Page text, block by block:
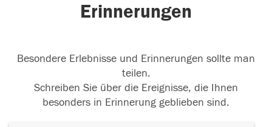
Erinnerungen
Besondere Erlebnisse und Erinnerungen sollte man
teilen.
Schreiben Sie über die Ereignisse, die Ihnen
besonders in Erinnerung geblieben sind.